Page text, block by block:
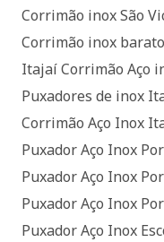
Corrimão inox São
Corrimão inox
Itajaí Corrimão Aço
Puxadores de inox
Corrimão Aço Inox
Puxador Aço Inox
Puxador Aço Inox
Puxador Aço Inox
Puxador Aço Inox